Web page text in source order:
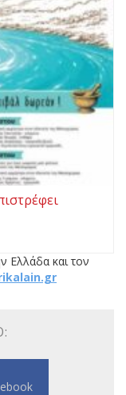
Ελλάδα και τον